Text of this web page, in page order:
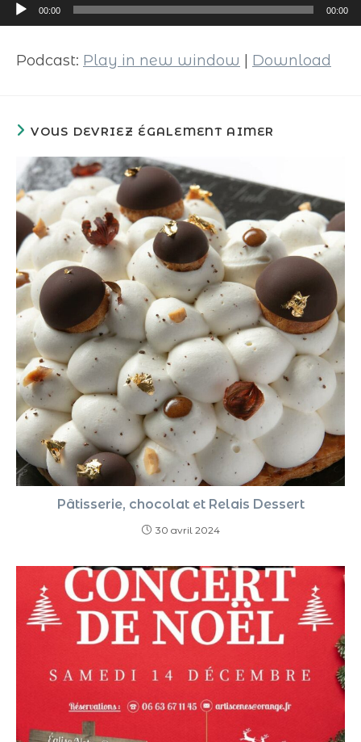
Lecteur
audio
00:00 00:00
Podcast: Play in new window Download
VOUS DEVRIEZ ÉGALEMENT AIMER
Pâtisserie, chocolat et Relais Dessert
30 avril 2024